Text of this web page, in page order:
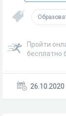
Пройти
бесплатно
26.10.2020